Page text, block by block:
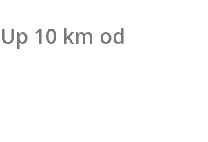
10 km od